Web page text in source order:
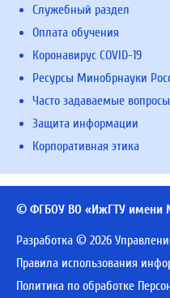
Служебный раздел
Оплата обучения
Коронавирус COVID-19
Ресурсы Минобрнауки
Часто задаваемые вопросы
Защита информации
Корпоративная этика
© ФГБОУ ВО «ИжГТУ имени
Разработка © 2026
Правила использования
Политика по обработке